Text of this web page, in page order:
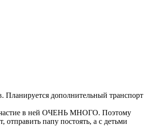
Планируется дополнительный транспорт
участие в ней ОЧЕНЬ МНОГО. Поэтому
папу постоять, а с детьми